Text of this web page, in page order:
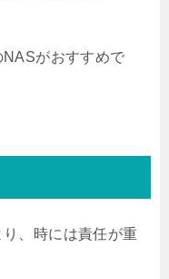
がおすすめで
、時には責任が重